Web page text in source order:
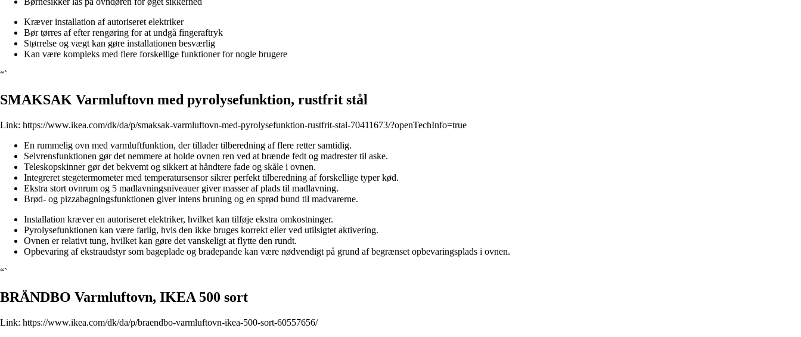
Kræver installation af autoriseret elektriker
Bør tørres af efter rengøring for at undgå fingeraftryk
Størrelse og vægt kan gøre installationen besværlig
Kan være kompleks med flere forskellige funktioner for nogle brugere
“`
SMAKSAK Varmluftovn med pyrolysefunktion, rustfrit stål
Link: https://www.ikea.com/dk/da/p/smaksak-varmluftovn-med-pyrolysefunktion-rustfrit-stal-70411673/?openTechInfo=true
En rummelig ovn med varmluftfunktion, der tillader tilberedning af flere retter samtidig.
Selvrensfunktionen gør det nemmere at holde ovnen ren ved at brænde fedt og madrester til aske.
Teleskopskinner gør det bekvemt og sikkert at håndtere fade og skåle i ovnen.
Integreret stegetermometer med temperatursensor sikrer perfekt tilberedning af forskellige typer kød.
Ekstra stort ovnrum og 5 madlavningsniveauer giver masser af plads til madlavning.
Brød- og pizzabagningsfunktionen giver intens bruning og en sprød bund til madvarerne.
Installation kræver en autoriseret elektriker, hvilket kan tilføje ekstra omkostninger.
Pyrolysefunktionen kan være farlig, hvis den ikke bruges korrekt eller ved utilsigtet aktivering.
Ovnen er relativt tung, hvilket kan gøre det vanskeligt at flytte den rundt.
Opbevaring af ekstraudstyr som bageplade og bradepande kan være nødvendigt på grund af begrænset opbevaringsplads i ovnen.
“`
BRÄNDBO Varmluftovn, IKEA 500 sort
Link: https://www.ikea.com/dk/da/p/braendbo-varmluftovn-ikea-500-sort-60557656/